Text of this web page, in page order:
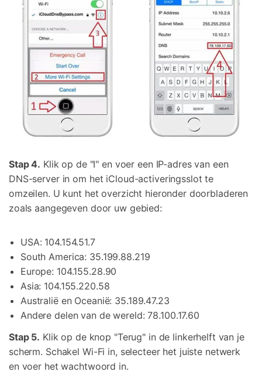
Stap 4. Klik op de "I" en voer een IP-adres van een
DNS-server in om het iCloud-activeringsslot te
omzeilen. U kunt het overzicht hieronder doorbladeren
zoals aangegeven door uw gebied:
USA: 104.154.51.7
South America: 35.199.88.219
Europe: 104.155.28.90
Asia: 104.155.220.58
Australië en Oceanië: 35.189.47.23
Andere delen van de wereld: 78.100.17.60
Stap 5. Klik op de knop "Terug" in de linkerhelft van je
scherm. Schakel Wi-Fi in, selecteer het juiste netwerk
en voer het wachtwoord in.